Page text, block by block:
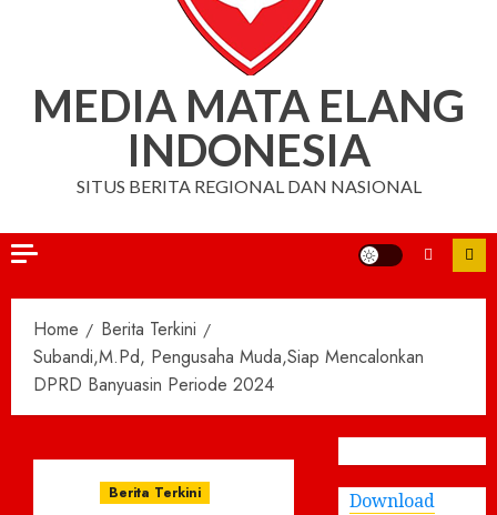
MEDIA MATA ELANG
INDONESIA
SITUS BERITA REGIONAL DAN NASIONAL
Home
Berita Terkini
Subandi,M.Pd, Pengusaha Muda,Siap Mencalonkan
DPRD Banyuasin Periode 2024
Berita Terkini
Download